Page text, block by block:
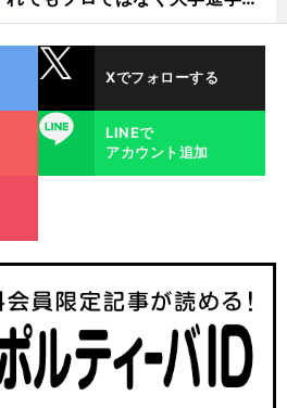
選ぶ理由
Xでフォローする
LINE
LINEで
アカウント追加